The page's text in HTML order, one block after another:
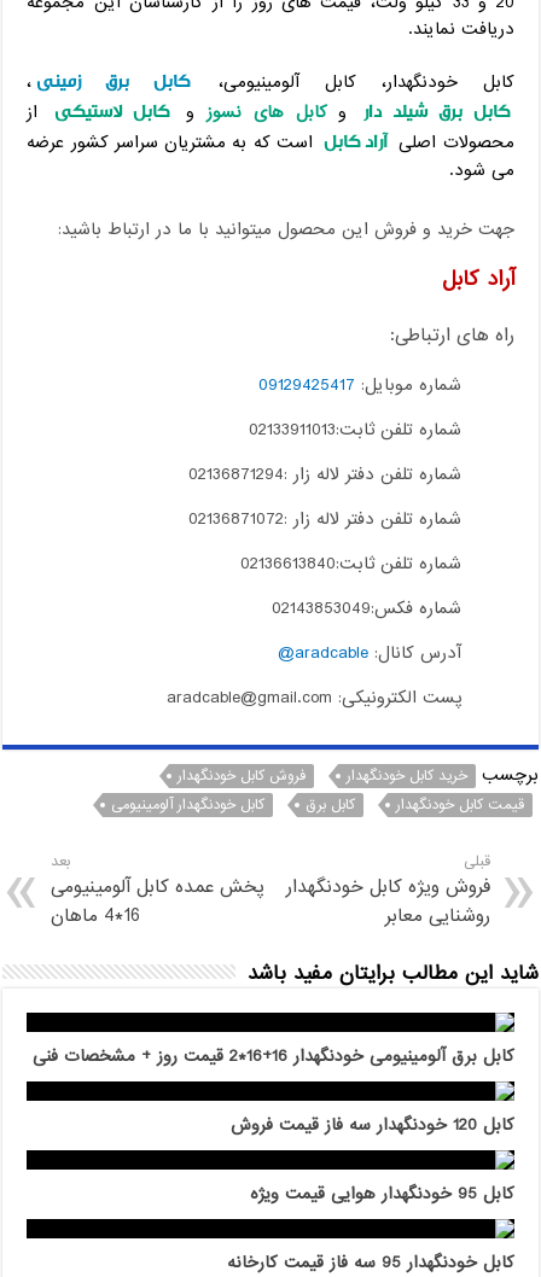
دریافت نمایند.
کابل خودنگهدار، کابل آلومینیومی،
کابل برق زمینی ،
کابل برق شیلد دار وکابل های نسوز و کابل لاستیکی
از
محصولات اصلی آراد کابل است که به مشتریان سراسر کشور عرضه
می شود.
جهت خرید و فروش این محصول میتوانید با ما در ارتباط باشید:
آراد کابل
راه های ارتباطی:
شماره موبایل: 09129425417
شماره تلفن ثابت:02133911013
شماره تلفن دفتر لاله زار :02136871294
شماره تلفن دفتر لاله زار :02136871072
شماره تلفن ثابت:02136613840
شماره فکس:02143853049
آدرس کانال:aradcable@
پست الکترونیکی: aradcable@gmail.com
برچسب خرید کابل خودنگهدار
فروش کابل خودنگهدار
قیمت کابل خودنگهدار
کابل برق کابل خودنگهدار آلومینیومی
قبلی
فروش ویژه کابل خودنگهدار
روشنایی معابر
بعد
پخش عمده کابل آلومینیومی
16*4 ماهان
شاید این مطالب برایتان مفید باشد
کابل برق آلومینیومی خودنگهدار 16+16*2 قیمت روز + مشخصات فنی
کابل 120 خودنگهدار سه فاز قیمت فروش
کابل 95 خودنگهدار هوایی قیمت ویژه
کابل خودنگهدار 95 سه فاز قیمت کارخانه